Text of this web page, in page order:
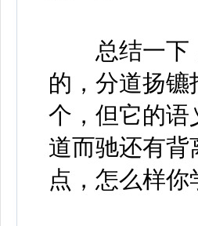
总结一下，
的，分道扬
个，但它的语
道而驰还有背
点，怎么样你